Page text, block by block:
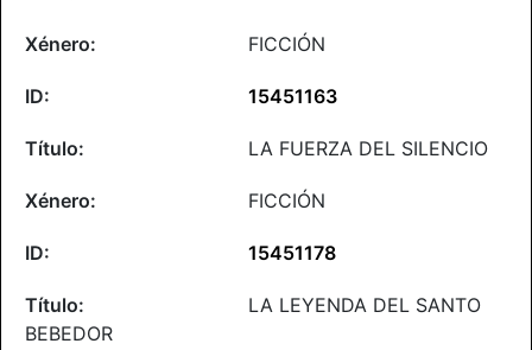
FICCIÓN
15451163
LA FUERZA DEL SILENCIO
FICCIÓN
15451178
LA LEYENDA DEL SANTO
BEBEDOR